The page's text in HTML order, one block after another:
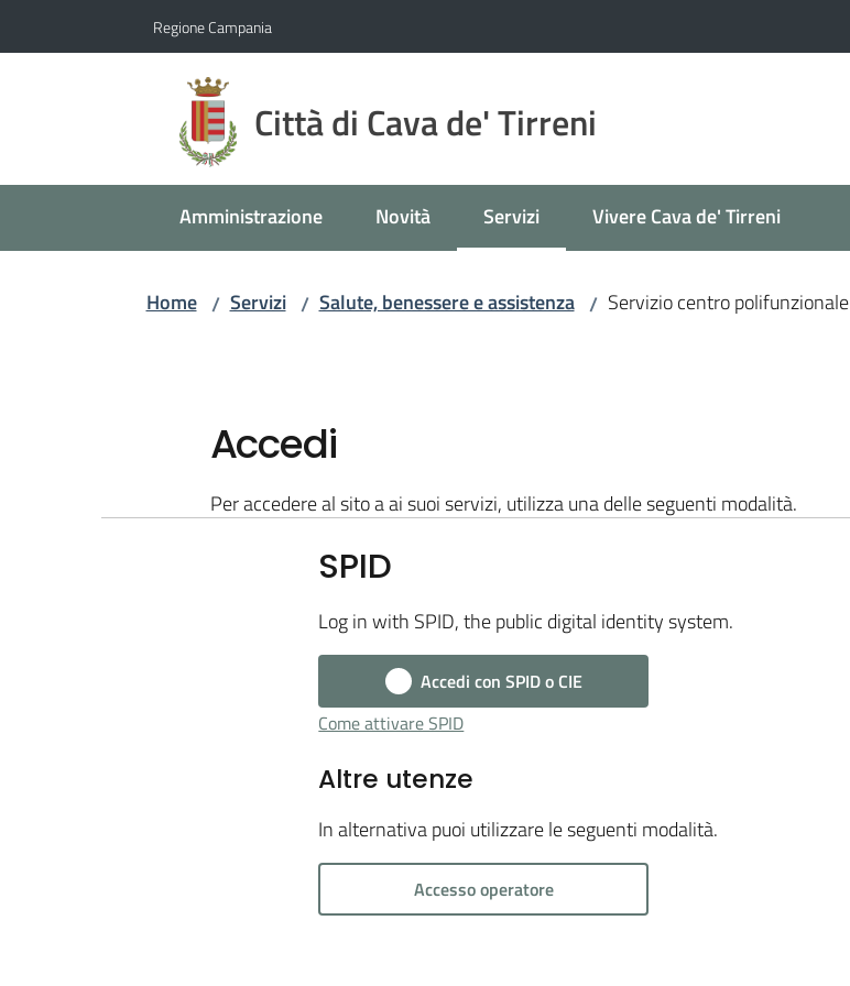
Regione Campania
Città di Cava de' Tirreni
Amministrazione Novità Servizi
Menu selezionatoVivere Cava de' Tirreni
Home / Servizi / Salute, benessere e assistenza / Servizio centro polifunzionale
Accedi
Per accedere al sito a ai suoi servizi, utilizza una delle seguenti modalità.
SPID
Log in with SPID, the public digital identity system.
Accedi con SPID o CIE
Come attivare SPID
Altre utenze
In alternativa puoi utilizzare le seguenti modalità.
Accesso operatore